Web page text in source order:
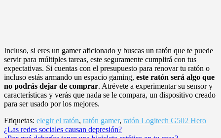
Incluso, si eres un gamer aficionado y buscas un ratón que te puede
servir para múltiples tareas, este seguramente cumplirá con tus
expectativas. Si cuentas con el presupuesto para renovar tu ratón o
incluso estás armando un espacio gaming, este ratón será algo que
no podrás dejar de comprar. Atrévete a experimentar su sensor y
características y verás que nada se le compara, un dispositivo creado
para ser usado por los mejores.
Etiquetas: elegir el ratón, ratón gamer, ratón Logitech G502 Hero
Navegación
¿Las redes sociales causan depresión?